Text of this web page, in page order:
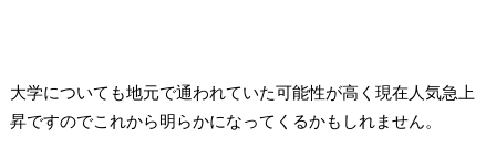
大学についても地元で通われていた可能性が高く 現在人気急上
昇ですのでこれから明らかになってくるかもしれません。